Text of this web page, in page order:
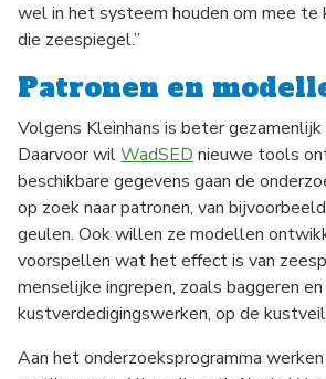
wel in het systeem houden om mee te
die zeespiegel.”
Patronen en
Volgens Kleinhans is beter gezamenlijk
Daarvoor wilWadSED nieuwe tools
beschikbare gegevens gaan de
op zoek naar patronen, van
geulen. Ook willen ze modellen
voorspellen wat het effect is van
menselijke ingrepen, zoals baggeren en
kustverdedigingswerken, op de
Aan het onderzoeksprogramma